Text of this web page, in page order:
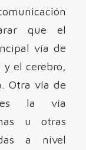
que el
vía de
el cerebro,
Otra vía de
es la vía
u otras
a nivel